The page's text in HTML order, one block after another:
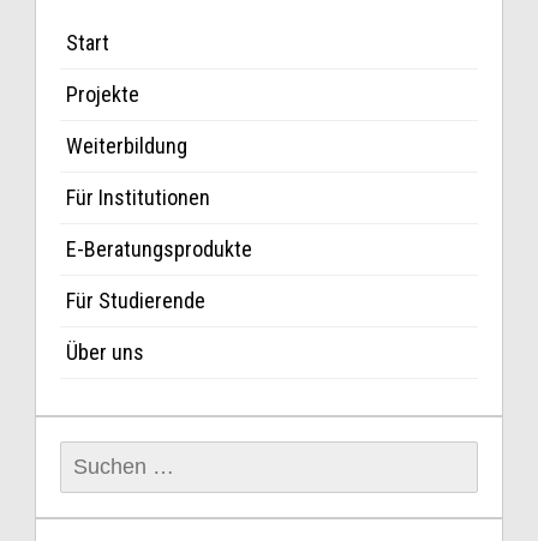
Start
Projekte
Weiterbildung
Für Institutionen
E-Beratungsprodukte
Für Studierende
Über uns
Suchen
nach: